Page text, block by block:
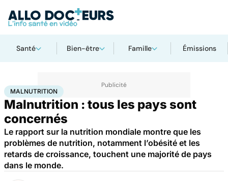
Santé Bien-être Famille Émissions
AccueilBien-êtreNutrition Malnutrition
MALNUTRITION
Malnutrition : tous les pays sont
concernés
Le rapport sur la nutrition mondiale montre que les
problèmes de nutrition, notamment l’obésité et les
retards de croissance, touchent une majorité de pays
dans le monde.